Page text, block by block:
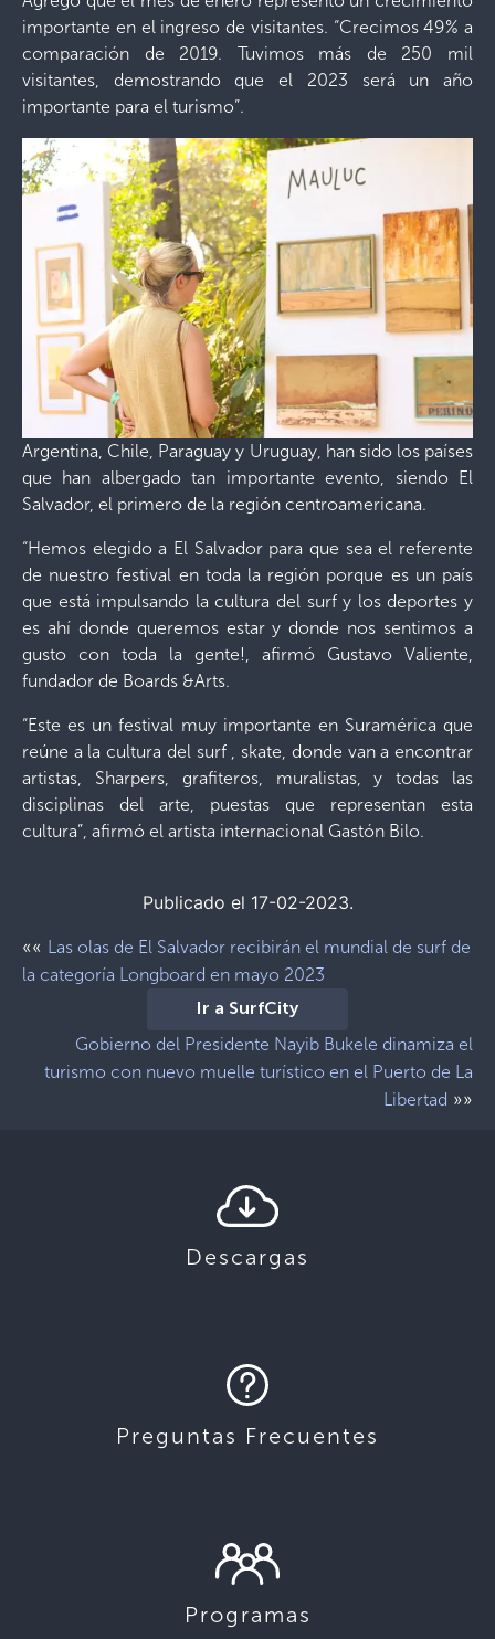
importante en el ingreso de visitantes. “Crecimos 49% a
comparación de 2019. Tuvimos más de 250 mil
visitantes, demostrando que el 2023 será un año
importante para el turismo”.
Argentina, Chile, Paraguay y Uruguay, han sido los países
que han albergado tan importante evento, siendo El
Salvador, el primero de la región centroamericana.
“Hemos elegido a El Salvador para que sea el referente
de nuestro festival en toda la región porque es un país
que está impulsando la cultura del surf y los deportes y
es ahí donde queremos estar y donde nos sentimos a
gusto con toda la gente!, afirmó Gustavo Valiente,
fundador de Boards &Arts.
“Este es un festival muy importante en Suramérica que
reúne a la cultura del surf , skate, donde van a encontrar
artistas, Sharpers, grafiteros, muralistas, y todas las
disciplinas del arte, puestas que representan esta
cultura”, afirmó el artista internacional Gastón Bilo.
Publicado el 17-02-2023.
«« Las olas de El Salvador recibirán el mundial de surf de
la categoría Longboard en mayo 2023
Ir a SurfCity
Gobierno del Presidente Nayib Bukele dinamiza el
turismo con nuevo muelle turístico en el Puerto de La
Libertad »»
Descargas
Preguntas Frecuentes
Programas